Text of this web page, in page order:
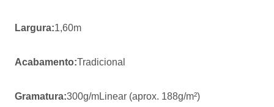
Largura:1,60m
Acabamento:Tradicional
Gramatura:300g/mLinear (aprox. 188g/m²)